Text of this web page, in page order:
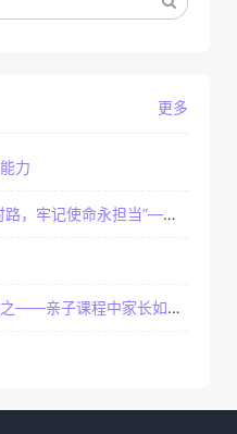
更多
力
，牢记使命永担当”——...
亲子课程中家长如何辅...